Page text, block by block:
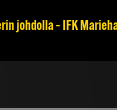
johdolla – IFK